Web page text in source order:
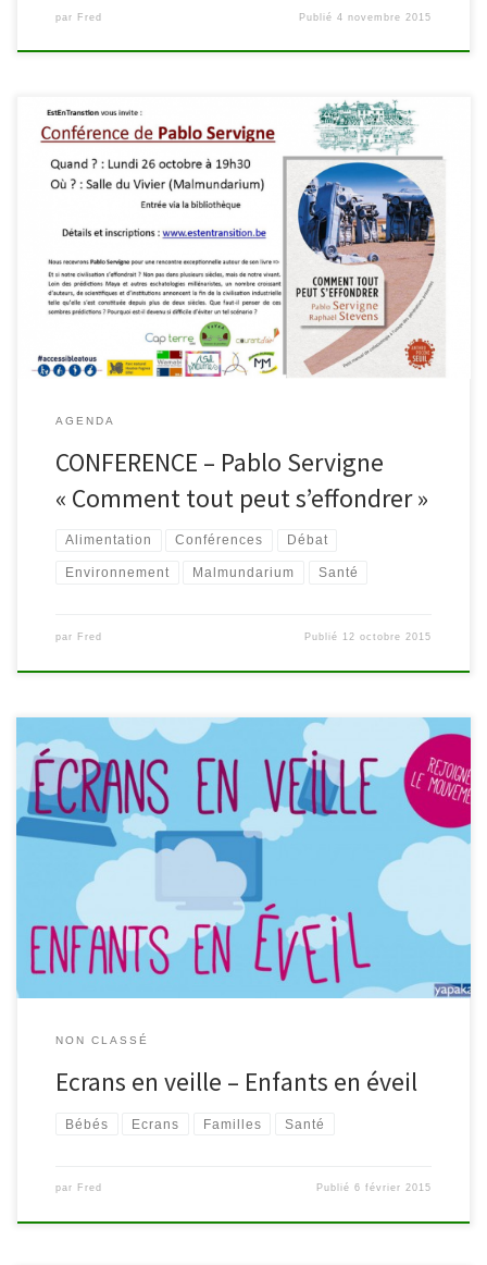
par Fred Publié4 novembre 2015
Rendez-vous le lundi 26 octobre à 19h30 au Malmundarium
(entrée par la bibliothèque) pour rencontrer Pablo Servigne,
ingénieur agronome et docteur en biologie. Il nous parlera de son
dernier ouvrage « Comment tout peut s’effondrer. Petit manuel de
collapsologie à l’usage des générations actuelles ». Et si notre
civilisation s’effondrait ? […]
AGENDA
CONFERENCE – Pablo Servigne
« Comment tout peut s’effondrer »
Alimentation Conférences Débat
Environnement Malmundarium Santé
par Fred Publié 12 octobre 2015
Une campagne de sensibilisation vient d’être lancée par la
Fédération Wallonie-Bruxelles : « Écrans en veille – Enfants en
éveil ». Elle rassemble de nombreuses recherches sur les dangers
de la télévision pour le développement naturel des enfants de
moins de 3 ans. On peut retrouver sur le site yapaka.be de courts
NON CLASSÉ
Ecrans en veille – Enfants en éveil
Bébés Ecrans Familles Santé
par Fred Publié6 février 2015